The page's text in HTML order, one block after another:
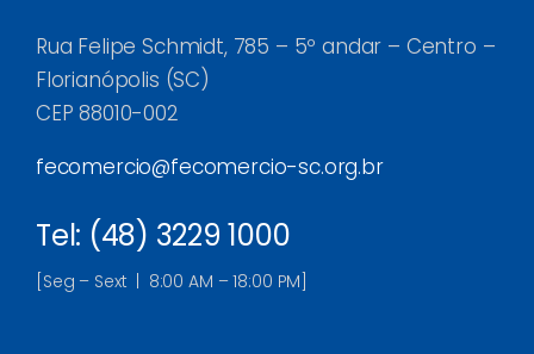
Rua Felipe Schmidt, 785 – 5º andar – Centro –
Florianópolis (SC)
CEP 88010-002
fecomercio@fecomercio-sc.org.br
Tel: (48) 3229 1000
[Seg – Sext | 8:00 AM – 18:00 PM]